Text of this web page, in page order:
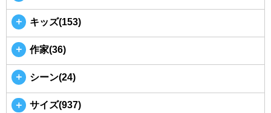
＋ キッズ(153)
＋ 作家(36)
＋ シーン(24)
＋ サイズ(937)